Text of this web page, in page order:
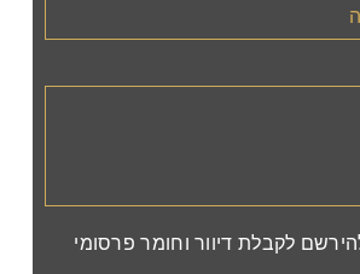
לקבלת דיוור וחומר פרסומי